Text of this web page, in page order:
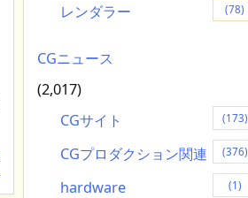
レンダラー (78)
CGニュース
(2,017)
CGサイト
(173)
CGプロダクション関連 (376)
hardware (1)